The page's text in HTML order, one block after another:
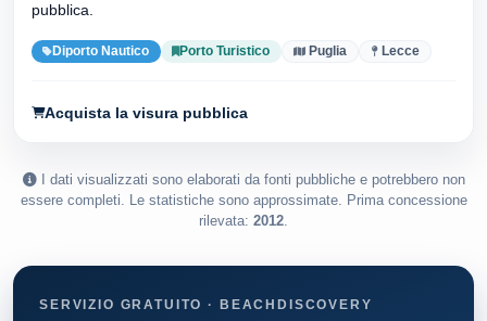
pubblica.
Diporto Nautico Porto Turistico Puglia Lecce
Acquista la visura pubblica
I dati visualizzati sono elaborati da fonti pubbliche e potrebbero non
essere completi. Le statistiche sono approssimate. Prima concessione
rilevata: 2012.
SERVIZIO GRATUITO · BEACHDISCOVERY